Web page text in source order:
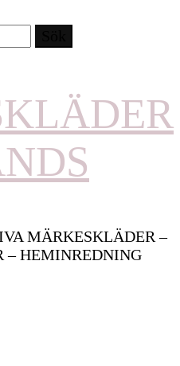
MÄRKESKLÄDER –
– HEMINREDNING